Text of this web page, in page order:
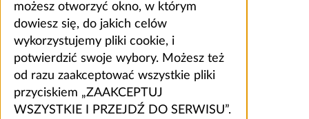
możesz otworzyć okno, w którym
dowiesz się, do jakich celów
wykorzystujemy pliki cookie, i
potwierdzić swoje wybory. Możesz też
od razu zaakceptować wszystkie pliki
przyciskiem „ZAAKCEPTUJ
WSZYSTKIE I PRZEJDŹ DO SERWISU”.